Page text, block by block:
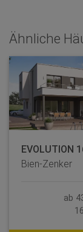
Ähnliche
EVOLUTION
Bien-Zenker
ab